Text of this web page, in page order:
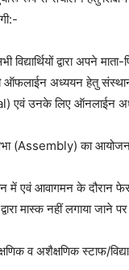
द्वारा अपने
अध्ययन हेतु संस्थान
उनके लिए ऑनलाईन
सभा (Assembly) का
में एवं आवागमन के दौरान
मास्क नहीं लगाया जाने
व अशैक्षणिक स्टाफ/